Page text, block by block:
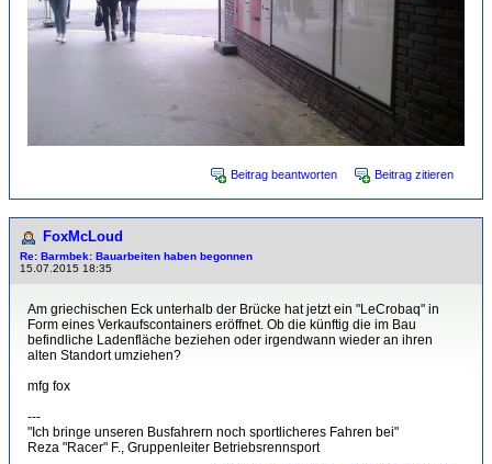
Beitrag beantworten Beitrag zitieren
FoxMcLoud
Re: Barmbek: Bauarbeiten haben begonnen
15.07.2015 18:35
Am griechischen Eck unterhalb der Brücke hat jetzt ein "LeCrobaq" in
Form eines Verkaufscontainers eröffnet. Ob die künftig die im Bau
befindliche Ladenfläche beziehen oder irgendwann wieder an ihren
alten Standort umziehen?
mfg fox
---
"Ich bringe unseren Busfahrern noch sportlicheres Fahren bei"
Reza "Racer" F., Gruppenleiter Betriebsrennsport